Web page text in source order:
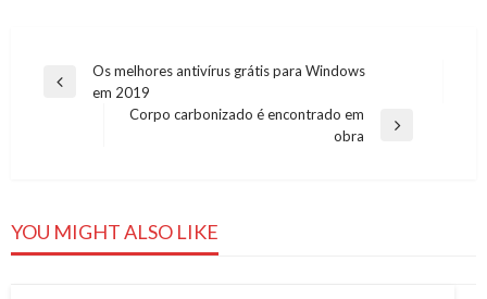
Navegação
Previous
Os melhores antivírus grátis para Windows
em 2019
Corpo carbonizado é encontrado em
obra
YOU MIGHT ALSO LIKE